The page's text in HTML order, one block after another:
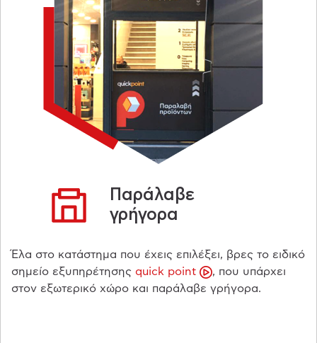
Παράλαβε
γρήγορα
Έλα στο κατάστημα που έχεις επιλέξει, βρες το ειδικό
σημείο εξυπηρέτησης quick point
, που υπάρχει
στον εξωτερικό χώρο και παράλαβε γρήγορα.